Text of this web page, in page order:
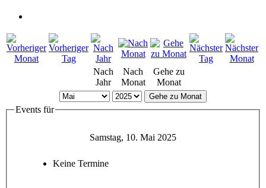
Nach
Jahr
Nach
Monat
Gehe zu
Monat
Gehe zu Monat
Events für
Samstag, 10. Mai 2025
Keine Termine